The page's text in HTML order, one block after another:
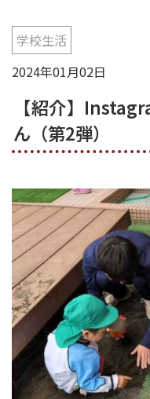
学校生活
2024年01月02日
【紹介】
ん（第2弾）